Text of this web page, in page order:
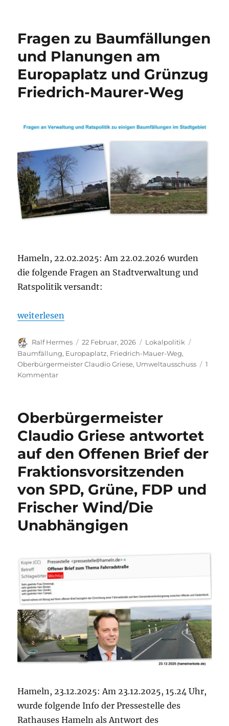
eurer
Klare
Botschaft
beim
Gedenken
am
Fragen zu Baumfällungen
und Planungen am
Europaplatz und Grünzug
Friedrich-Maurer-Weg
Hameln, 22.02.2025: Am 22.02.2026 wurden
die folgende Fragen an Stadtverwaltung und
Ratspolitik versandt:
„Fragen zu Baumfällungen und Planungen am
weiterlesen
Autor
Ralf Hermes
Veröffentlicht
am
22 Februar, 2026 Kategorien
Lokalpolitik
Baumfällung, Europaplatz, Friedrich-Mauer-Weg,
Oberbürgermeister Claudio Griese, Umweltausschuss
1
Kommentarzu
und
Planungen
am
Europaplatz
und
Grünzug
Maurer-
Weg
Oberbürgermeister
Claudio Griese antwortet
auf den Offenen Brief der
Fraktionsvorsitzenden
von SPD, Grüne, FDP und
Frischer Wind/Die
Unabhängigen
Hameln, 23.12.2025: Am 23.12.2025, 15.24 Uhr,
wurde folgende Info der Pressestelle des
Rathauses Hameln als Antwort des